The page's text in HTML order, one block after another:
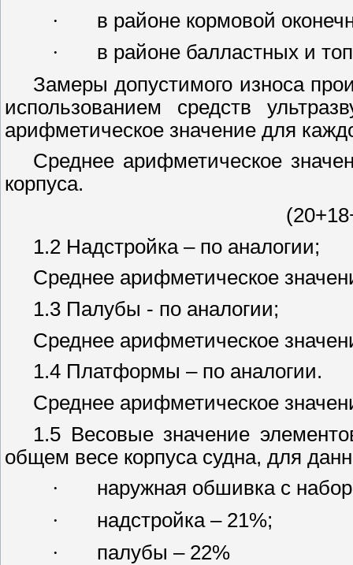
· в районе кормовой
·
в районе балластных и
Замеры допустимого износа
использованием средств
арифметическое значение для
Среднее арифметическое
корпуса.
1.2 Надстройка – по аналогии;
Среднее арифметическое
1.3 Палубы - по аналогии;
Среднее арифметическое
1.4 Платформы – по аналогии.
Среднее арифметическое
1.5 Весовые значение
общем весе корпуса судна, для
· наружная обшивка с
· надстройка – 21%;
· палубы – 22%